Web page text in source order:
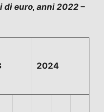
di euro, anni 2022 –
2024